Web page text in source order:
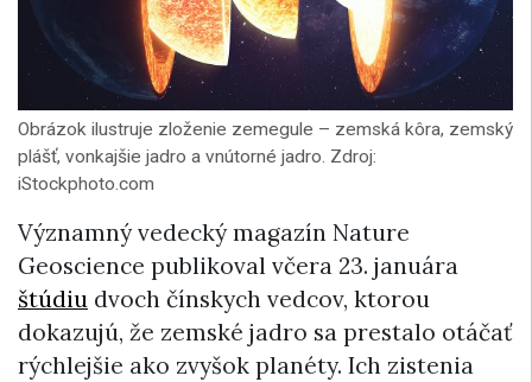
Obrázok ilustruje zloženie zemegule – zemská kôra, zemský
plášť, vonkajšie jadro a vnútorné jadro. Zdroj:
iStockphoto.com
Významný vedecký magazín Nature
Geoscience publikoval včera 23. januára
štúdiu dvoch čínskych vedcov, ktorou
dokazujú, že zemské jadro sa prestalo otáčať
rýchlejšie ako zvyšok planéty. Ich zistenia